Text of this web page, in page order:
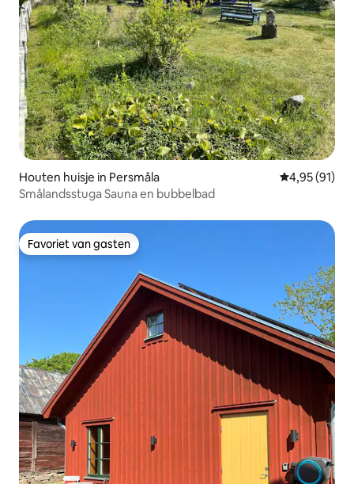
Houten huisje in Persmåla Gemiddelde
4,95 (91)
Smålandsstuga Sauna en bubbelbad
Favoriet van gasten
Favoriet van gasten